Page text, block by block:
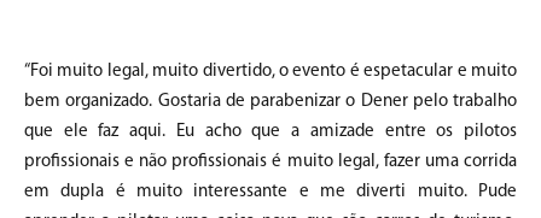
“Foi muito legal, muito divertido, o evento é espetacular e muito
bem organizado. Gostaria de parabenizar o Dener pelo trabalho
que ele faz aqui. Eu acho que a amizade entre os pilotos
profissionais e não profissionais é muito legal, fazer uma corrida
em dupla é muito interessante e me diverti muito. Pude